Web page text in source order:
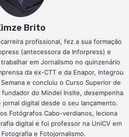
Brito
profissional, fez a sua formação
(antecessora da Inforpress) e
em Jornalismo no quinzenário
da ex-CTT e da Enapor, integrou
e concluiu o Curso Superior de
fundador do Mindel Insite, desempenha
digital desde o seu lançamento.
Fotógrafos Cabo-verdianos, leciona
digital e foi professor na UniCV em
e Fotojornalismo.